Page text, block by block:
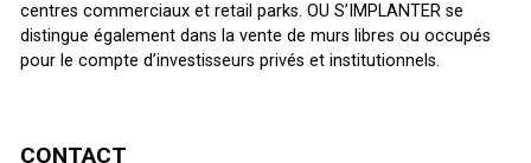
centres commerciaux et retail parks. OU S’IMPLANTER se
distingue également dans la vente de murs libres ou occupés
pour le compte d’investisseurs privés et institutionnels.
CONTACT